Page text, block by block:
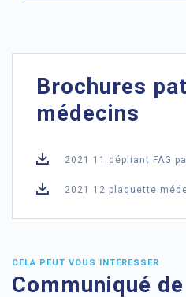
Brochures
médecins
2021 11 dépliant FAG
2021 12 plaquette
CELA PEUT VOUS INTÉRESSER
Communiqué